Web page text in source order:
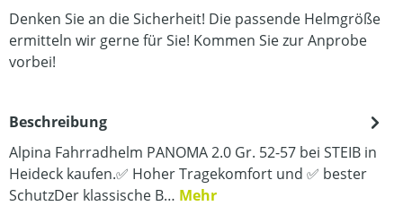
Denken Sie an die Sicherheit! Die passende Helmgröße
ermitteln wir gerne für Sie! Kommen Sie zur Anprobe
vorbei!
Beschreibung
Alpina Fahrradhelm PANOMA 2.0 Gr. 52-57 bei STEIB in
Heideck kaufen.✅ Hoher Tragekomfort und ✅ bester
SchutzDer klassische B… Mehr